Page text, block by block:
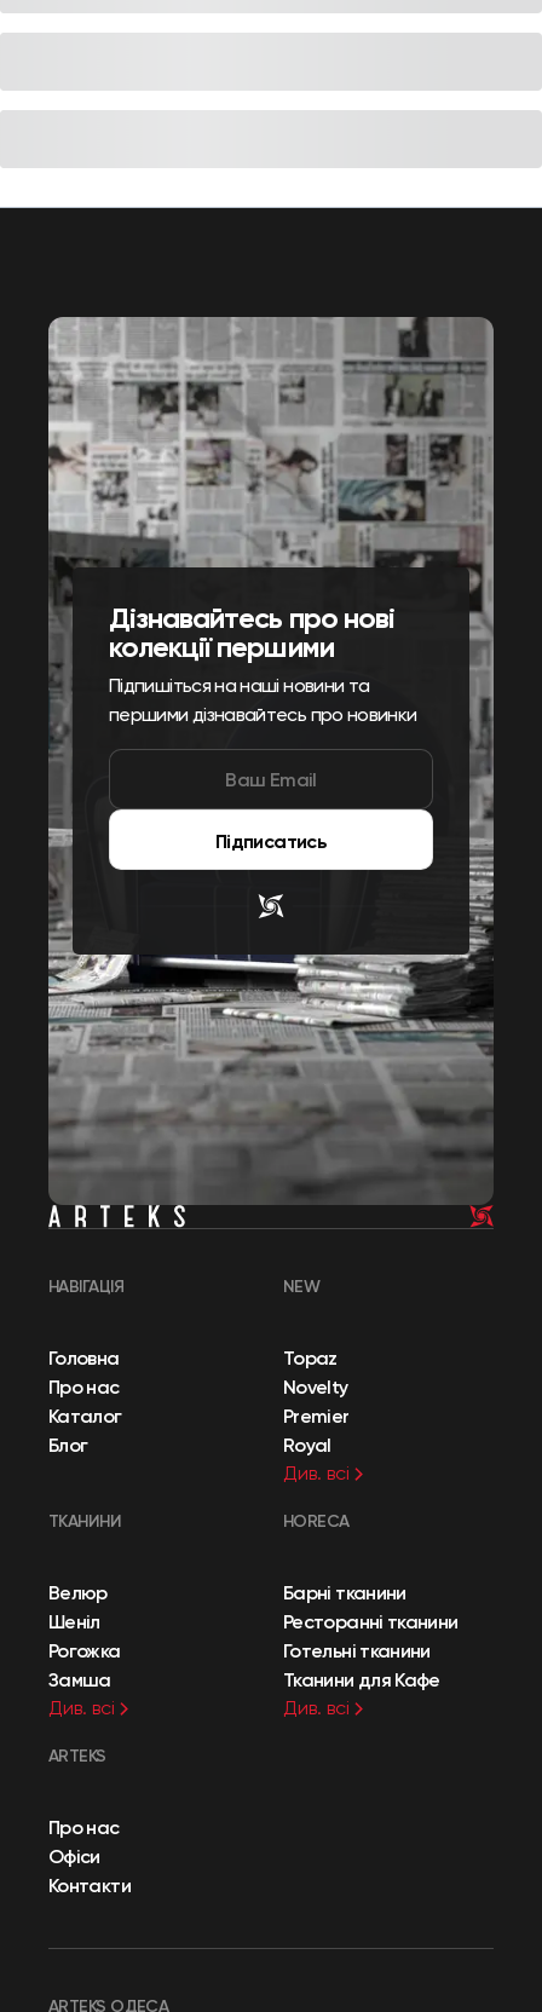
Дізнавайтесь про нові
колекції першими
Підпишіться на наші новини та
першими дізнавайтесь про новинки
Підписатись
НАВІГАЦІЯ
Головна
Про нас
Каталог
Блог
NEW
Topaz
Novelty
Premier
Royal
Див. всі
ТКАНИНИ
Велюр
Шеніл
Рогожка
Замша
Див. всі
HORECA
Барні тканини
Ресторанні тканини
Готельні тканини
Тканини для Кафе
Див. всі
ARTEKS
Про нас
Офіси
Контакти
ARTEKS ОДЕСА